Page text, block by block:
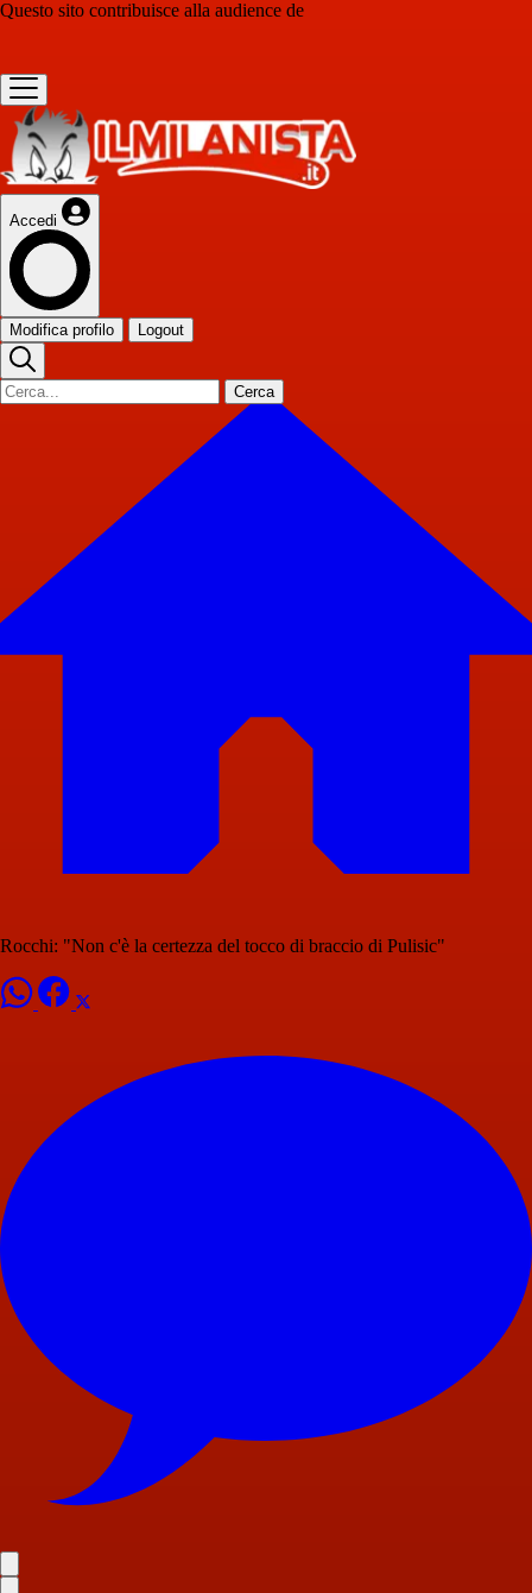
Questo sito contribuisce alla audience de
Accedi
Modifica profilo Logout
Cerca
Rocchi: "Non c'è la certezza del tocco di braccio di Pulisic"